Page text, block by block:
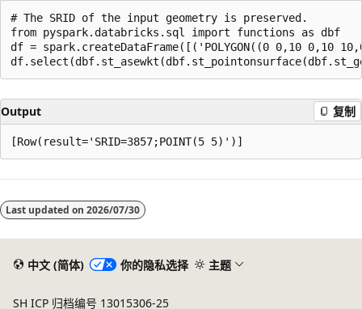
# The SRID of the input geometry is preserved.
from pyspark.databricks.sql import functions as dbf
df = spark.createDataFrame([('POLYGON((0 0,10
Output 复制
模
式
Last updated on 2026/07/30
中文 (简体) 你的隐私选择 主题
SH ICP 归档编号 13015306-25